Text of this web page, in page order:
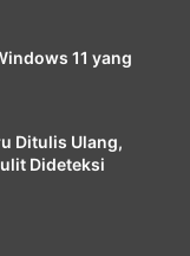
11 yang
Ditulis Ulang,
Dideteksi